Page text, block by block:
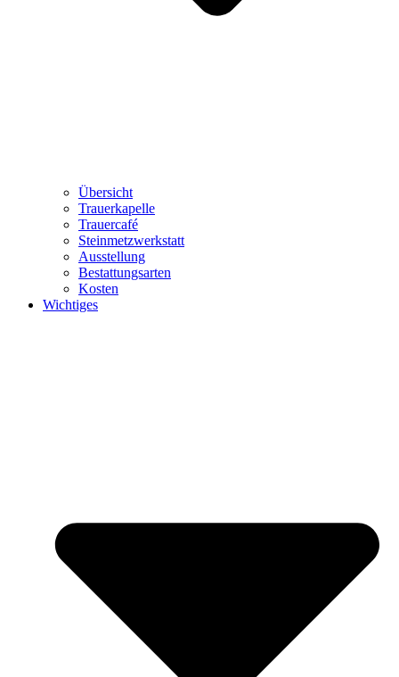
Übersicht
Trauerkapelle
Trauercafé
Steinmetzwerkstatt
Ausstellung
Bestattungsarten
Kosten
Wichtiges